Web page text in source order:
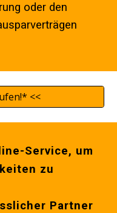
oder den
<<
Service, um
zu
Partner